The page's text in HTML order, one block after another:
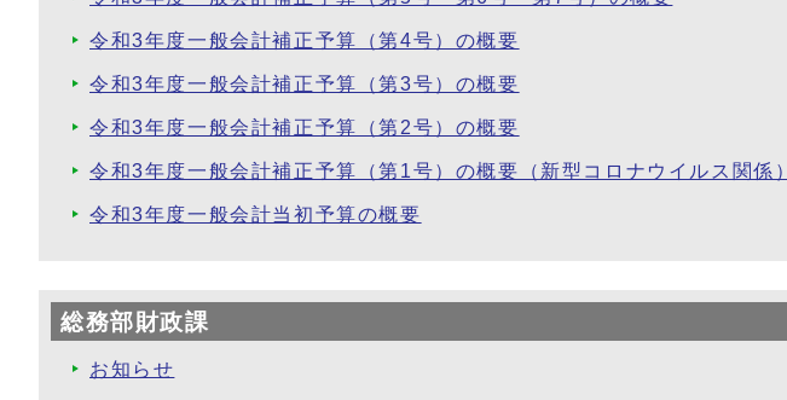
令和3年度一般会計補正予算（第4号）の概要
令和3年度一般会計補正予算（第3号）の概要
令和3年度一般会計補正予算（第2号）の概要
令和3年度一般会計補正予算（第1号）の概要（新型コロナウイルス関係）
令和3年度一般会計当初予算の概要
総務部財政課
お知らせ